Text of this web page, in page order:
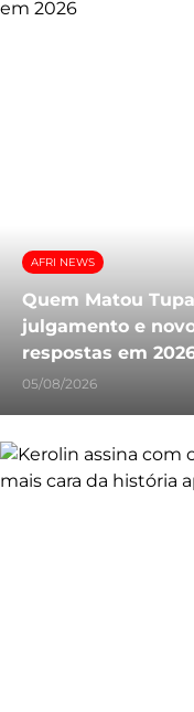
AFRI NEWS
Quem Matou
julgamento e
respostas em
05/08/2026